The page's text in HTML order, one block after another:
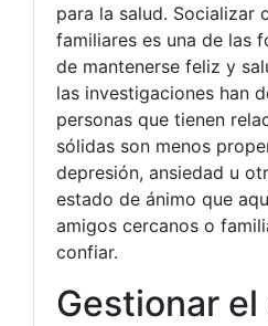
para la salud. Socializar
familiares es una de las
de mantenerse feliz y
las investigaciones han
personas que tienen
sólidas son menos
depresión, ansiedad u
estado de ánimo que
amigos cercanos o
confiar.
Gestionar